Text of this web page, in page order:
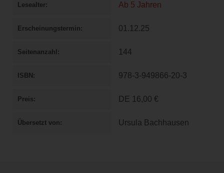
Lesealter Ab 5 Jahren
Erscheinungstermin 01.12.25
Seitenanzahl 144
ISBN 978-3-949866-20-3
Preis DE 16,00 €
Übersetzt von Ursula Bachhausen